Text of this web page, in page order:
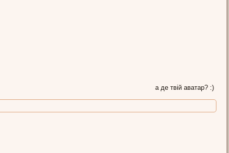
а де твій аватар? :)